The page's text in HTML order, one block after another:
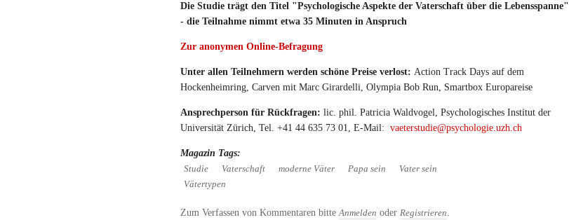
Die Studie trägt den Titel "Psychologische Aspekte der Vaterschaft über die Lebensspanne"
- die Teilnahme nimmt etwa 35 Minuten in Anspruch
Zur anonymen Online-Befragung
Unter allen Teilnehmern werden schöne Preise verlost: Action Track Days auf dem
Hockenheimring, Carven mit Marc Girardelli, Olympia Bob Run, Smartbox Europareise
Ansprechperson für Rückfragen: lic. phil. Patricia Waldvogel, Psychologisches Institut der
Universität Zürich, Tel. +41 44 635 73 01, E-Mail: vaeterstudie@psychologie.uzh.ch
Magazin Tags:
Studie Vaterschaft moderne Väter Papa sein
Vater sein
Vätertypen
Zum Verfassen von Kommentaren bitteAnmelden oder Registrieren.